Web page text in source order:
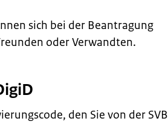
sich bei der Beantragung
oder Verwandten.
den Sie von der SVB